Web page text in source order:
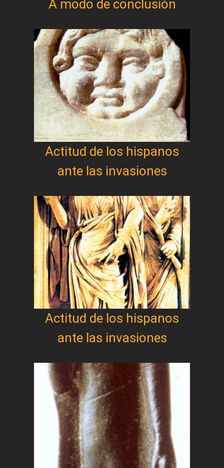
A modo de conclusión
Actitud de los hispanos
ante las invasiones
Actitud de los hispanos
ante las invasiones